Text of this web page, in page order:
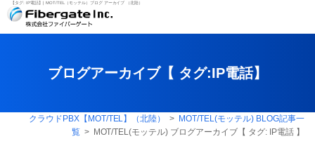
【タグ: IP電話】| MOT/TEL（モッテル）ブログ アーカイブ （北陸）
ブログアーカイブ【 タグ:IP電話】
クラウドPBX【MOT/TEL】（北陸） > MOT/TEL(モッテル) BLOG記事一
覧> MOT/TEL(モッテル) ブログアーカイブ【 タグ: IP電話 】